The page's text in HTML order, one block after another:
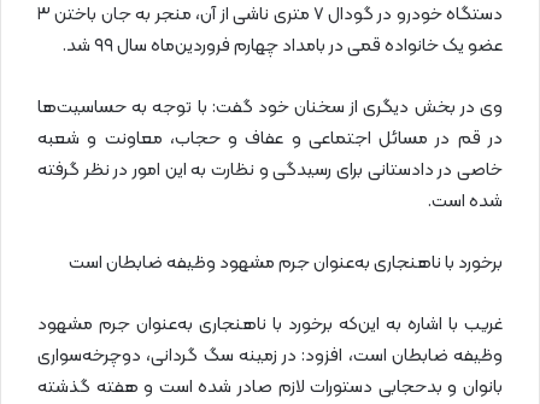
دستگاه خودرو در گودال ۷ متری ناشی از آن، منجر به جان باختن ۳
عضو یک خانواده قمی در بامداد چهارم فروردین‌ماه سال ۹۹ شد.
وی در بخش دیگری از سخنان خود گفت: با توجه به حساسیت‌ها
در قم در مسائل اجتماعی و عفاف و حجاب، معاونت و شعبه
خاصی در دادستانی برای رسیدگی و نظارت به این امور در نظر گرفته
شده است.
برخورد با ناهنجاری به‌عنوان جرم مشهود وظیفه ضابطان است
غریب با اشاره به این‌که برخورد با ناهنجاری به‌عنوان جرم مشهود
وظیفه ضابطان است، افزود: در زمینه سگ گردانی، دوچرخه‌سواری
بانوان و بدحجابی دستورات لازم صادر شده است و هفته گذشته